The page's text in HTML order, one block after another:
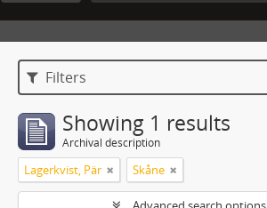
Filters
Showing 1 results
Archival description
Lagerkvist, Pär Skåne